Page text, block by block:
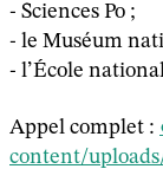
- Sciences Po ;
- le Muséum
- l’École
Appel complet :
content/